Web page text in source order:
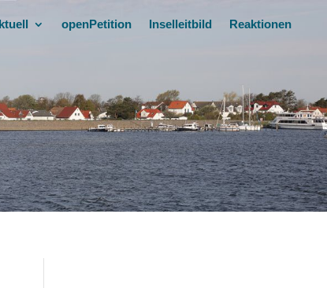
openPetition Inselleitbild Reaktionen